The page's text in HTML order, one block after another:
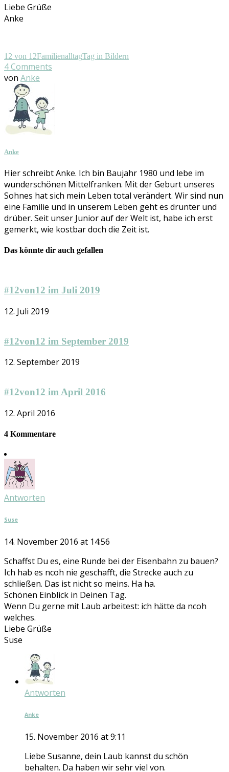
Liebe Grüße
Anke
12 von 12FamilienalltagTag in Bildern
4Comments
von Anke
Anke
Hier schreibt Anke. Ich bin Baujahr 1980 und lebe im
wunderschönen Mittelfranken. Mit der Geburt unseres
Sohnes hat sich mein Leben total verändert. Wir sind nun
eine Familie und in unserem Leben geht es drunter und
drüber. Seit unser Junior auf der Welt ist, habe ich erst
gemerkt, wie kostbar doch die Zeit ist.
Das könnte dir auch gefallen
#12von12 im Juli 2019
12. Juli 2019
#12von12 im September 2019
12. September 2019
#12von12 im April 2016
12. April 2016
4 Kommentare
Antworten
Suse
14. November 2016 at 14:56
Schaffst Du es, eine Runde bei der Eisenbahn zu bauen?
Ich hab es ncoh nie geschafft, die Strecke auch zu
schließen. Das ist nicht so meins. Ha ha.
Schönen Einblick in Deinen Tag.
Wenn Du gerne mit Laub arbeitest: ich hätte da ncoh
welches.
Liebe Grüße
Suse
Antworten
Anke
15. November 2016 at 9:11
Liebe Susanne, dein Laub kannst du schön
behalten. Da haben wir sehr viel von.